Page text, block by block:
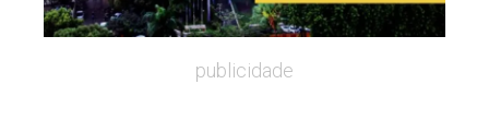
publicidade